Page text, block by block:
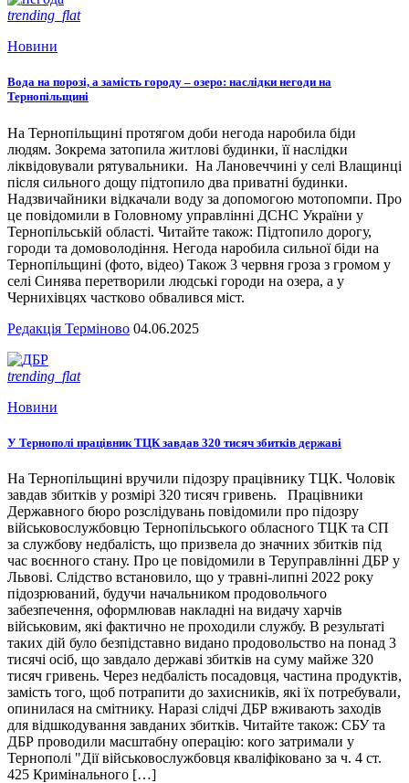
trending_flat
Новини
Вода на порозі, а замість городу – озеро: наслідки негоди на
Тернопільщині
На Тернопільщині протягом доби негода наробила біди
людям. Зокрема затопила житлові будинки, її наслідки
ліквідовували рятувальники. На Лановеччині у селі Влащинці
після сильного дощу підтопило два приватні будинки.
Надзвичайники відкачали воду за допомогою мотопомпи. Про
це повідомили в Головному управлінні ДСНС України у
Тернопільській області. Читайте також: Підтопило дорогу,
городи та домоволодіння. Негода наробила сильної біди на
Тернопільщині (фото, відео) Також 3 червня гроза з громом у
селі Синява перетворили людські городи на озера, а у
Чернихівцях частково обвалився міст.
Редакція Терміново 04.06.2025
trending_flat
Новини
У Тернополі працівник ТЦК завдав 320 тисяч збитків державі
На Тернопільщині вручили підозру працівнику ТЦК. Чоловік
завдав збитків у розмірі 320 тисяч гривень. Працівники
Державного бюро розслідувань повідомили про підозру
військовослужбовцю Тернопільського обласного ТЦК та СП
за службову недбалість, що призвела до значних збитків під
час воєнного стану. Про це повідомили в Теруправлінні ДБР у
Львові. Слідство встановило, що у травні-липні 2022 року
підозрюваний, будучи начальником продовольчого
забезпечення, оформлював накладні на видачу харчів
військовим, які фактично не проходили службу. В результаті
таких дій було безпідставно видано продовольство на понад 3
тисячі осіб, що завдало державі збитків на суму майже 320
тисяч гривень. Через недбалість посадовця, частина продуктів,
замість того, щоб потрапити до захисників, які їх потребували,
опинилася на смітнику. Наразі слідчі ДБР вживають заходів
для відшкодування завданих збитків. Читайте також: СБУ та
ДБР проводили масштабну операцію: кого затримали у
Тернополі "Дії військовослужбовця кваліфіковано за ч. 4 ст.
425 Кримінального […]